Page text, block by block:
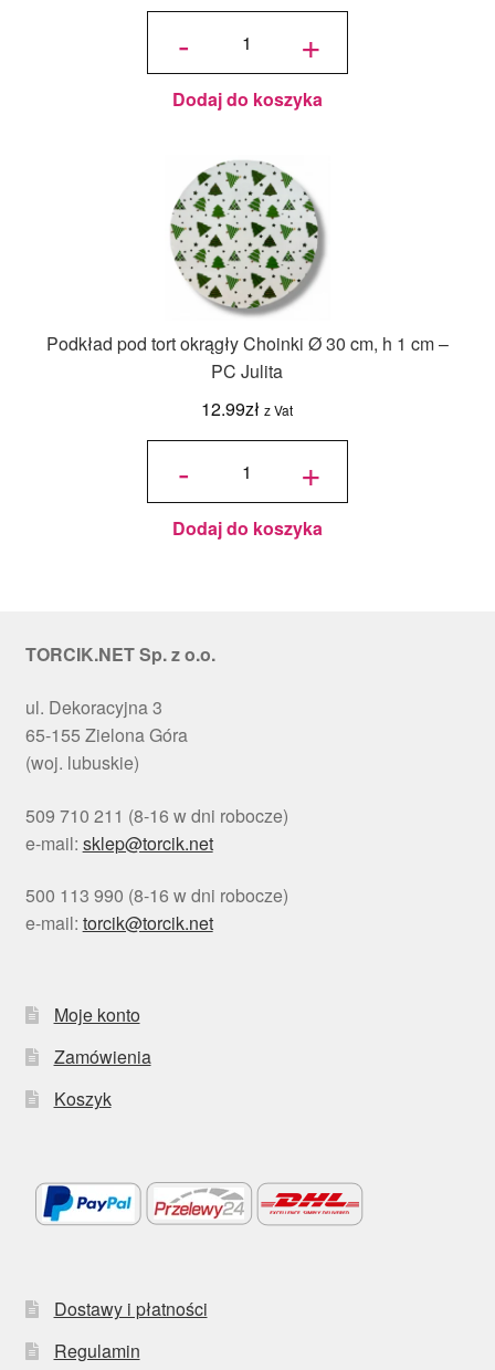
-
ilość Karton
36x36x45/30
cm Biały - 1
szt. +
Dodaj do koszyka
Podkład pod tort okrągły Choinki Ø 30 cm, h 1 cm –
PC Julita
12.99zł z Vat
-
ilość
okrągły
Choinki
Ø 30
cm, h 1
cm - PC
+
Dodaj do koszyka
TORCIK.NET Sp. z o.o.
ul. Dekoracyjna 3
65-155 Zielona Góra
(woj. lubuskie)
509 710 211 (8-16 w dni robocze)
e-mail: sklep@torcik.net
500 113 990 (8-16 w dni robocze)
e-mail: torcik@torcik.net
Moje konto
Zamówienia
Koszyk
Dostawy i płatności
Regulamin